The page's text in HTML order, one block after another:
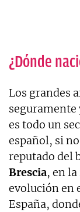
¿Dónde
Los grandes
seguramente
es todo un
español, si no
reputado del
Brescia, en
evolución en
España,